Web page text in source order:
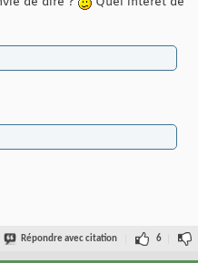
Répondre avec citation 6